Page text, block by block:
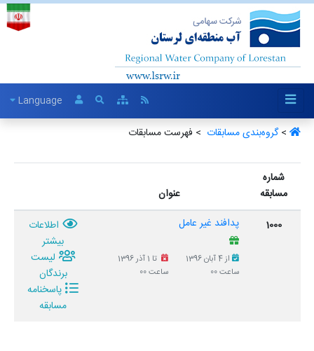
Language
>گروه‌بندی مسابقات ‏ > فهرست مسابقات
شماره
مسابقه
عنوان
1000
پدافند غیر عامل
از 4 آبان 1396
ساعت 00
تا 1 آذر 1396
ساعت 00
اطلاعات
بیشتر
لیست
برندگان
پاسخنامه
مسابقه